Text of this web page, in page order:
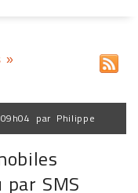
»
par Philippe
SMS